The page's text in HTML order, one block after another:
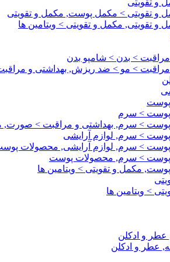
و تقویتی
و تقویتی > مکمل پوست, مکمل و تقویتی
و تقویتی, مکمل و تقویتی > ویتامین ها
> بدن > شامپو بدن
مراقبت > مو > ضد ریزش, بهداشتی و
پوست
پوست > سرم
> سرم, بهداشتی و مراقبت >
> سرم, لوازم آرایشی
> سرم, لوازم آرایشی, محصولات
پوست > سرم, محصولات پوست
مکمل و تقویتی > ویتامین ها
> ویتامین ها
عطر و ادکلن
عطر و ادکلن